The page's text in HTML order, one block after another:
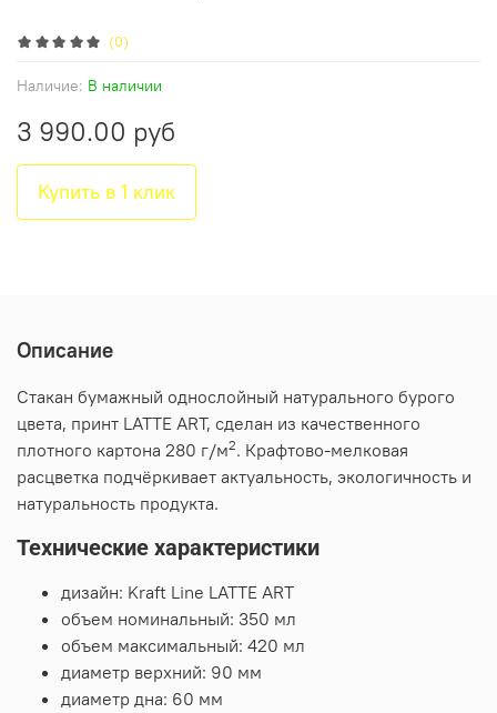
(0)
Наличие: В наличии
3 990.00 руб
Купить в 1 клик
Описание
Стакан бумажный однослойный натурального бурого
цвета, принт LATTE ART, сделан из качественного
плотного картона 280 г/м2. Крафтово-мелковая
расцветка подчёркивает актуальность, экологичность и
натуральность продукта.
Технические характеристики
дизайн: Kraft Line LATTE ART
объем номинальный: 350 мл
объем максимальный: 420 мл
диаметр верхний: 90 мм
диаметр дна: 60 мм